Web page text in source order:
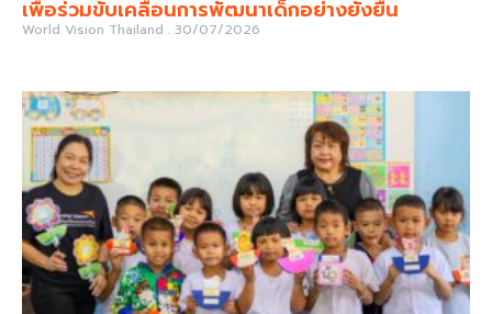
เพื่อร่วมขับเคลื่อนการพัฒนาเด็กอย่างยั่งยืน
World Vision Thailand 30/07/2026